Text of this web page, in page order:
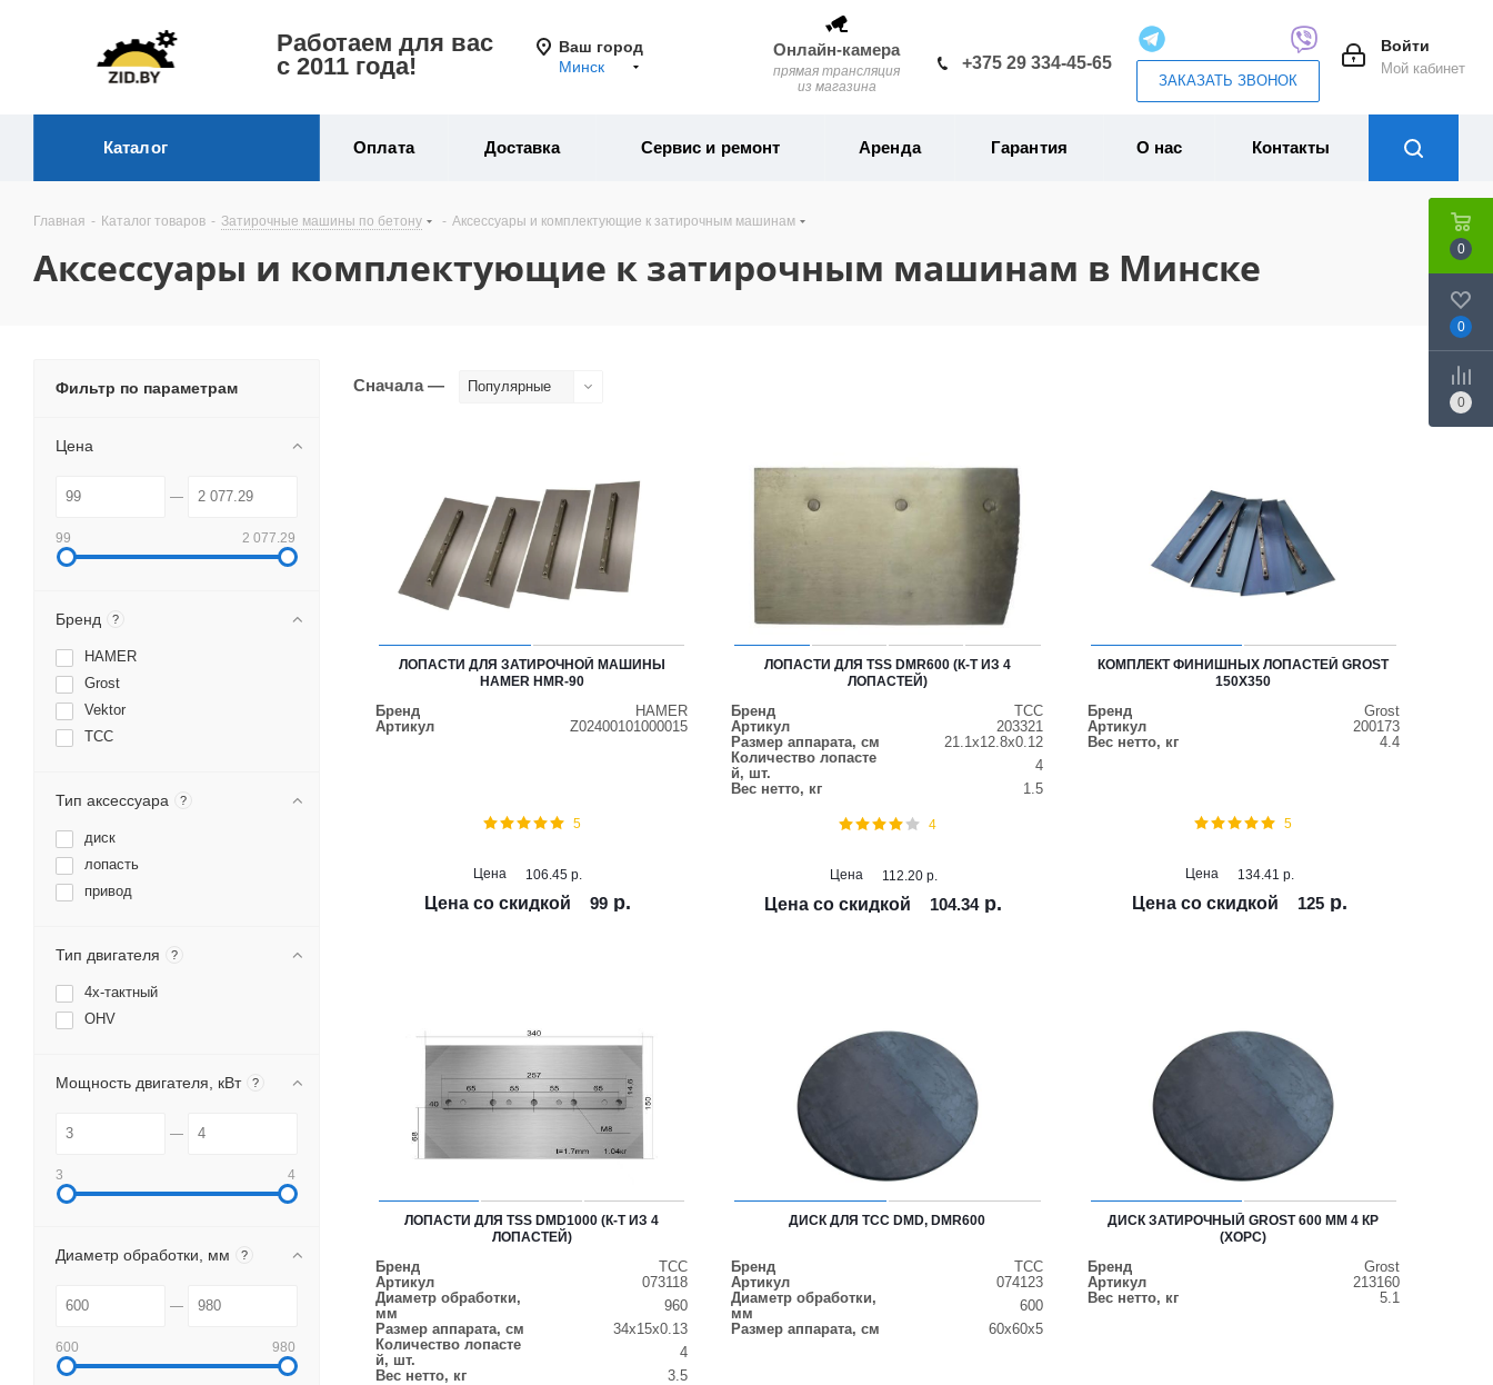
Работаем для вас
с 2011 года!
Ваш город
Минск
Войти
Мой кабинет
Онлайн-камера
прямая трансляция
из магазина
+375 29 334-45-65
ЗАКАЗАТЬ ЗВОНОК
Каталог Оплата Доставка Сервис и ремонт Аренда Гарантия О нас Контакты
Главная - Каталог товаров - Затирочные машины по бетону - Аксессуары и комплектующие к затирочным машинам
Аксессуары и комплектующие к затирочным машинам в Минске
Сначала — Популярные
ЛОПАСТИ ДЛЯ ЗАТИРОЧНОЙ МАШИНЫ
HAMER HMR-90
Бренд
HAMER
Артикул
Z02400101000015
5
Цена 106.45 р.
Цена со скидкой 99 р.
ЛОПАСТИ ДЛЯ TSS DMR600 (К-Т ИЗ 4
ЛОПАСТЕЙ)
Бренд
ТСС
Артикул
203321
Размер аппарата, см
21.1х12.8х0.12
Количество лопасте
й, шт.
4
Вес нетто, кг
1.5
4
Цена 112.20р.
Цена со скидкой 104.34р.
КОМПЛЕКТ ФИНИШНЫХ ЛОПАСТЕЙ GROST
150Х350
Бренд
Grost
Артикул
200173
Вес нетто, кг
4.4
5
Цена 134.41 р.
Цена со скидкой 125р.
ЛОПАСТИ ДЛЯ TSS DMD1000 (К-Т ИЗ 4
ЛОПАСТЕЙ)
Бренд
ТСС
Артикул
073118
Диаметр обработки,
мм
960
Размер аппарата, см
34x15x0.13
Количество лопасте
й, шт.
4
Вес нетто, кг
3.5
ДИСК ДЛЯ ТСС DMD, DMR600
Бренд
ТСС
Артикул
074123
Диаметр обработки,
мм
600
Размер аппарата, см
60x60x5
ДИСК ЗАТИРОЧНЫЙ GROST 600 ММ 4 КР
(ХОРС)
Бренд
Grost
Артикул
213160
Вес нетто, кг
5.1
Фильтр по параметрам
Цена
99 2 077.29
Бренд ?
HAMER
Grost
Vektor
ТСС
Тип аксессуара ?
диск
лопасть
привод
Тип двигателя ?
4х-тактный
OHV
Мощность двигателя, кВт ?
3 4
Диаметр обработки, мм ?
600 980
0
0
0